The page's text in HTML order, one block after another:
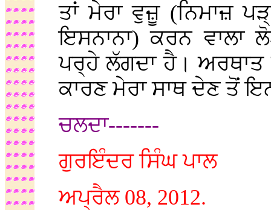
ਤਾਂ ਮੇਰਾ ਵੁਜ਼ੂ (ਨਿਮਾਜ਼
ਇਸਨਾਨਾ) ਕਰਨ ਵਾਲਾ
ਪਰ੍ਹੇ ਲੱਗਦਾ ਹੈ।
ਕਾਰਣ ਮੇਰਾ ਸਾਥ ਦੇਣ ਤੋਂ
ਚਲਦਾ-------
ਗੁਰਇੰਦਰ ਸਿੰਘ ਪਾਲ
ਅਪ੍ਰੈਲ 08, 2012.